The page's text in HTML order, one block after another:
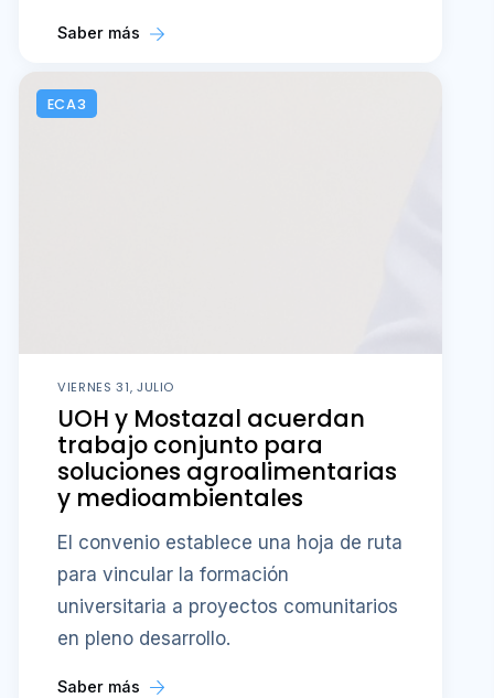
Saber más
ECA3
VIERNES 31, JULIO
UOH y Mostazal acuerdan
trabajo conjunto para
soluciones agroalimentarias
y medioambientales
El convenio establece una hoja de ruta
para vincular la formación
universitaria a proyectos comunitarios
en pleno desarrollo.
Saber más